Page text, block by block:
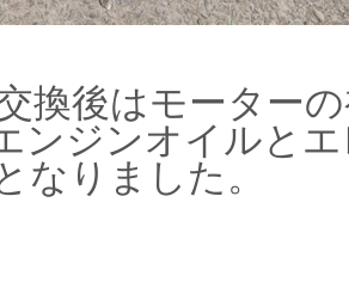
換後はモーター
ンジンオイルと
なりました。